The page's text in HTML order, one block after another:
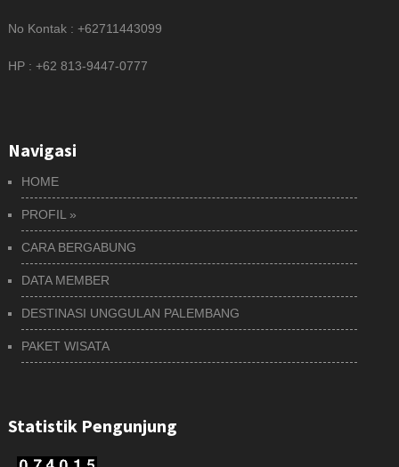
No Kontak : +62711443099
HP : +62 813-9447-0777
Navigasi
HOME
PROFIL »
CARA BERGABUNG
DATA MEMBER
DESTINASI UNGGULAN PALEMBANG
PAKET WISATA
Statistik Pengunjung